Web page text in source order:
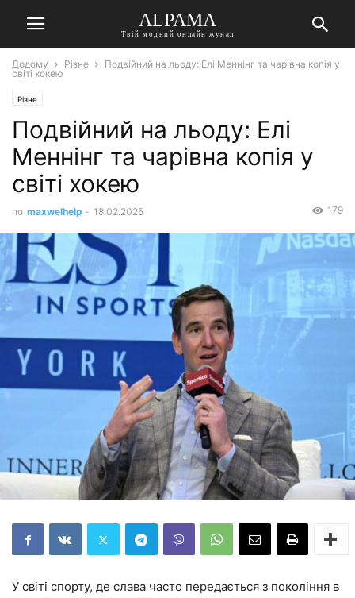
ALPAMA
Твій модний онлайн жунал
Додому Різне
Подвійний на льоду: Елі Меннінг та чарівна копія у
світі хокею
Різне
Подвійний на льоду: Елі
Меннінг та чарівна копія у
світі хокею
по maxwelhelp - 18.02.2025 179
У світі спорту, де слава часто передається з покоління в